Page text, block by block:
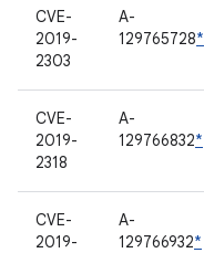
CVE-
2019-
2303
A-
129765728*
CVE-
2019-
2318
A-
129766832*
CVE-
2019-
A-
129766932*